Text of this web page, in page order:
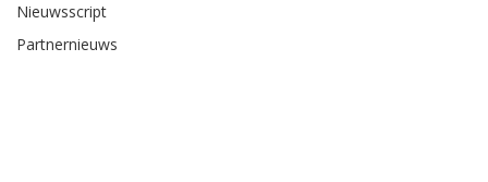
Nieuwsscript
Partnernieuws